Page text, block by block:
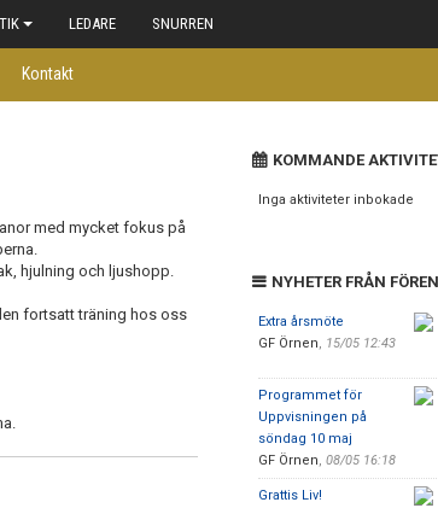
LEDARE SNURREN
Kontakt
med mycket fokus på
hjulning och ljushopp.
fortsatt träning hos oss
KOMMANDE
Inga aktiviteter inbokade
NYHETER FRÅN
Extra årsmöte
GF Örnen, 15/05 12:43
Programmet för
Uppvisningen på
söndag 10 maj
GF Örnen, 08/05 16:18
Grattis Liv!